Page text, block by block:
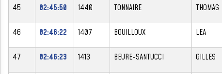
45 02:45:50 1440 TONNAIRE THOMAS
46 02:46:22 1407 BOUILLOUX LEA
47 02:46:23 1413 BEURE-SANTUCCI GILLES